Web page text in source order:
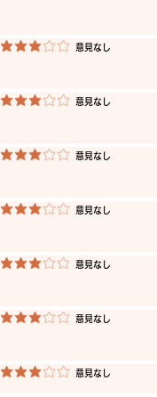
平均評価 3 /5 ​意見なし
平均評価 3 /5 ​意見なし
平均評価 3 /5 ​意見なし
平均評価 3 /5 ​意見なし
平均評価 3 /5 ​意見なし
平均評価 3 /5 ​意見なし
平均評価 3 /5 ​意見なし